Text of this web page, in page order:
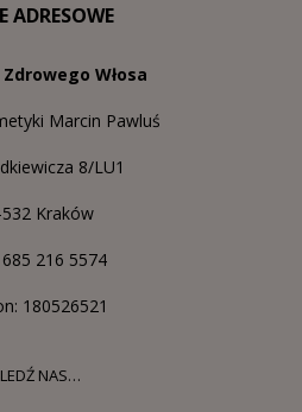
ADRESOWE
Włosa
Marcin Pawluś
8/LU1
Kraków
685 216 5574
180526521
NAS…